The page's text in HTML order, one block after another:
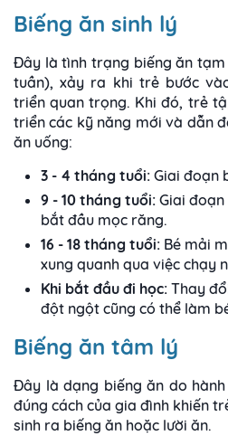
Biếng ăn sinh lý
Đây là tình trạng biếng ăn tạm
tuần), xảy ra khi trẻ bước
triển quan trọng. Khi đó, trẻ
triển các kỹ năng mới và dẫn
ăn uống:
3 - 4 tháng tuổi: Giai đoạn
9 - 10 tháng tuổi: Giai
bắt đầu mọc răng.
16 - 18 tháng tuổi: Bé mải
xung quanh qua việc chạy
Khi bắt đầu đi học: Thay
đột ngột cũng có thể làm
Biếng ăn tâm lý
Đây là dạng biếng ăn do
đúng cách của gia đình khiến
sinh ra biếng ăn hoặc lười ăn.